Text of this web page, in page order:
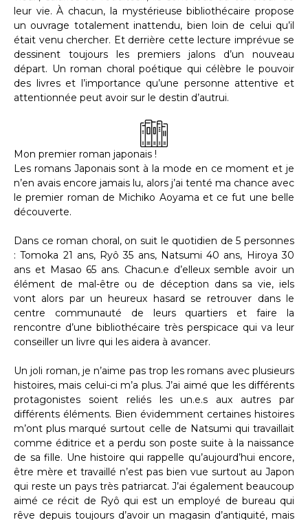
leur vie. À chacun, la mystérieuse bibliothécaire propose
un ouvrage totalement inattendu, bien loin de celui qu’il
était venu chercher. Et derrière cette lecture imprévue se
dessinent toujours les premiers jalons d’un nouveau
départ. Un roman choral poétique qui célèbre le pouvoir
des livres et l’importance qu’une personne attentive et
attentionnée peut avoir sur le destin d’autrui.
Mon premier roman japonais !
Les romans Japonais sont à la mode en ce moment et je
n’en avais encore jamais lu, alors j’ai tenté ma chance avec
le premier roman de Michiko Aoyama et ce fut une belle
découverte.
Dans ce roman choral, on suit le quotidien de 5 personnes
: Tomoka 21 ans, Ryô 35 ans, Natsumi 40 ans, Hiroya 30
ans et Masao 65 ans. Chacun.e d’elleux semble avoir un
élément de mal-être ou de déception dans sa vie, iels
vont alors par un heureux hasard se retrouver dans le
centre communauté de leurs quartiers et faire la
rencontre d’une bibliothécaire très perspicace qui va leur
conseiller un livre qui les aidera à avancer.
Un joli roman, je n’aime pas trop les romans avec plusieurs
histoires, mais celui-ci m’a plus. J’ai aimé que les différents
protagonistes soient reliés les un.e.s aux autres par
différents éléments. Bien évidemment certaines histoires
m’ont plus marqué surtout celle de Natsumi qui travaillait
comme éditrice et a perdu son poste suite à la naissance
de sa fille. Une histoire qui rappelle qu’aujourd’hui encore,
être mère et travaillé n’est pas bien vue surtout au Japon
qui reste un pays très patriarcat. J’ai également beaucoup
aimé ce récit de Ryô qui est un employé de bureau qui
rêve depuis toujours d’avoir un magasin d’antiquité, mais